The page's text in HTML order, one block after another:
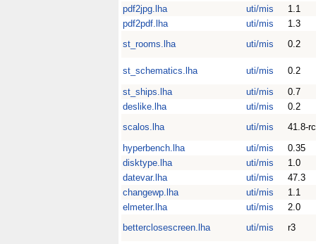
pdf2jpg.lha
uti/mis
1.1
pdf2pdf.lha
uti/mis
1.3
st_rooms.lha
uti/mis 0.2
st_schematics.lha uti/mis
0.2
st_ships.lha
uti/mis
0.7
deslike.lha
uti/mis
0.2
scalos.lha
uti/mis
41.8-
hyperbench.lha
uti/mis
0.35
disktype.lha
uti/mis
1.0
datevar.lha
uti/mis
47.3
changewp.lha
uti/mis
1.1
elmeter.lha
uti/mis
2.0
betterclosescreen.lha
uti/mis r3